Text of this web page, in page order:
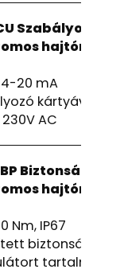
Szabályozó
hajtómű
4-20 mA
kártyával
230V AC
Biztonsági
hajtómű
Nm, IP67
biztonsági
tartalmaz